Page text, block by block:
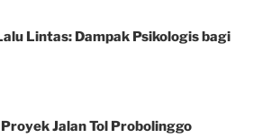
Lintas: Dampak Psikologis bagi
Jalan Tol Probolinggo